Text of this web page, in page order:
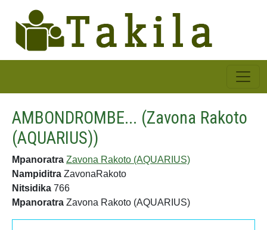
AMBONDROMBE... (Zavona Rakoto
(AQUARIUS))
Mpanoratra Zavona Rakoto (AQUARIUS)
Nampiditra ZavonaRakoto
Nitsidika 766
Mpanoratra Zavona Rakoto (AQUARIUS)